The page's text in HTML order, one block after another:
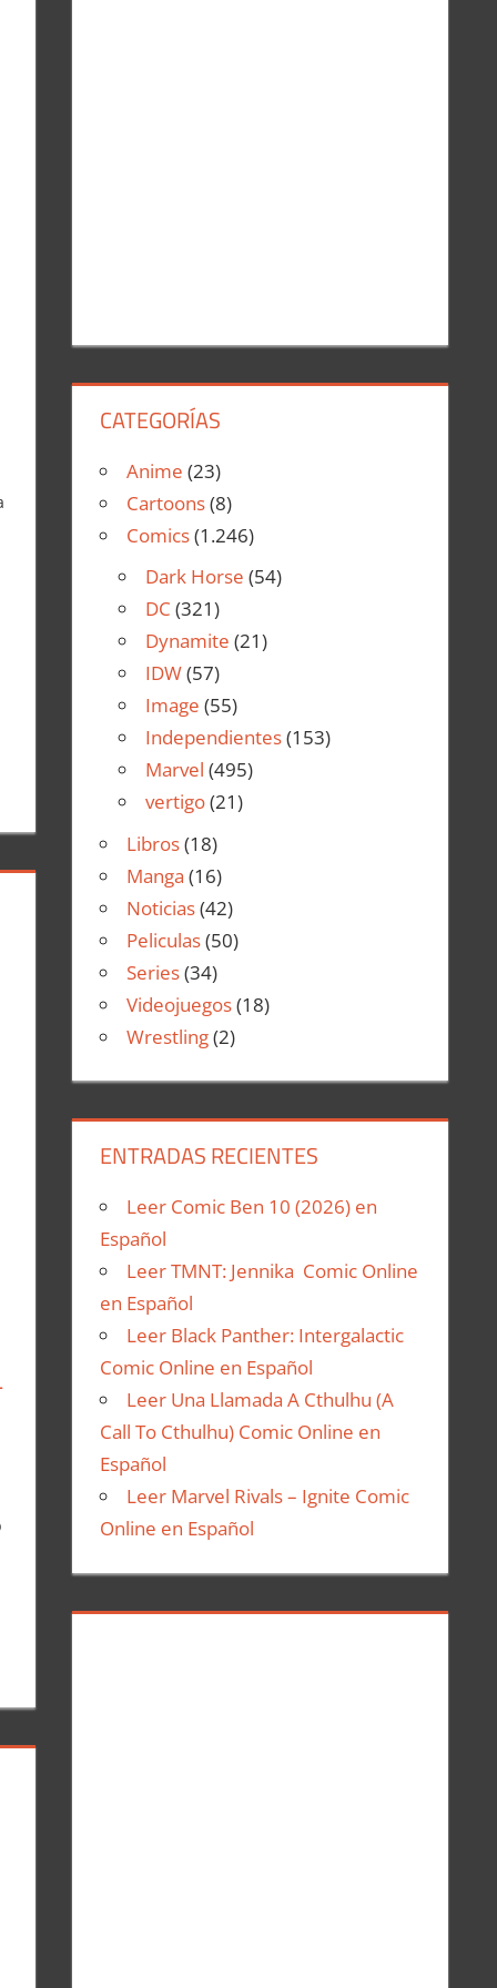
CATEGORÍAS
Anime (23)
Cartoons(8)
Comics(1.246)
Dark Horse (54)
DC (321)
Dynamite (21)
IDW(57)
Image (55)
Independientes(153)
Marvel (495)
vertigo(21)
Libros(18)
Manga (16)
Noticias(42)
Peliculas(50)
Series(34)
Videojuegos(18)
Wrestling(2)
ENTRADAS RECIENTES
Leer Comic Ben 10 (2026) en
Español
Leer TMNT: Jennika Comic Online
en Español
Leer Black Panther: Intergalactic
Comic Online en Español
Leer Una Llamada A Cthulhu (A
Call To Cthulhu) Comic Online en
Español
Leer Marvel Rivals – Ignite Comic
Online en Español